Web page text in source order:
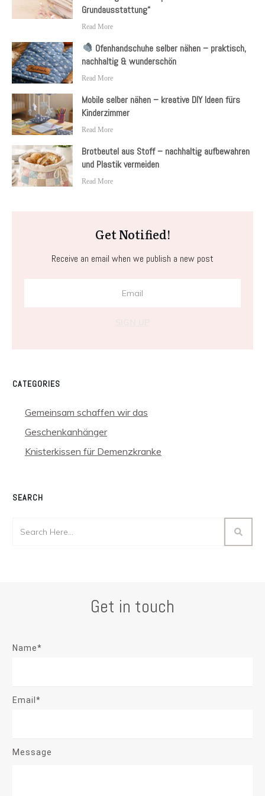
Grundausstattung“
Read More
Ofenhandschuhe selber nähen – praktisch,
nachhaltig & wunderschön
Read More
Mobile selber nähen – kreative DIY Ideen fürs
Kinderzimmer
Read More
Brotbeutel aus Stoff – nachhaltig aufbewahren
und Plastik vermeiden
Read More
Get Notified!
Receive an email when we publish a new post
CATEGORIES
Gemeinsam schaffen wir das
Geschenkanhänger
Knisterkissen für Demenzkranke
SEARCH
Get in touch
Name*
Email*
Message